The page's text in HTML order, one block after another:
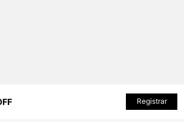
ADICIONAR AO CARRINHO Registrar